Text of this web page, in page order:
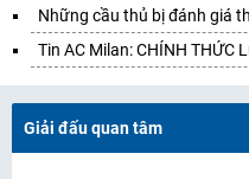
Những cầu thủ bị đánh giá
Tin AC Milan: CHÍNH THỨC
Giải đấu quan tâm